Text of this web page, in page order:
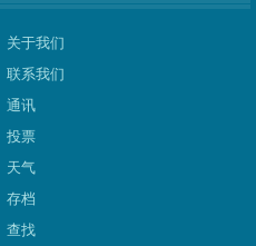
关于我们
联系我们
通讯
投票
天气
存档
查找